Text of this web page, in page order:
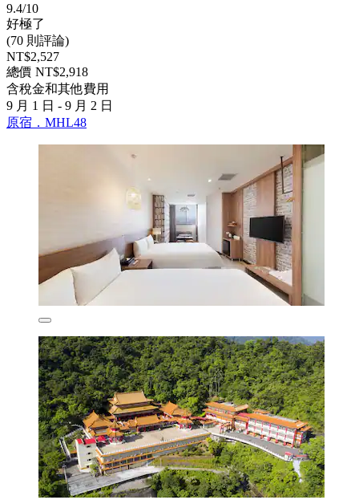
9.4/10
好極了
(70 則評論)
NT$2,527
總價 NT$2,918
含稅金和其他費用
9 月 1 日 - 9 月 2 日
原宿．MHL48